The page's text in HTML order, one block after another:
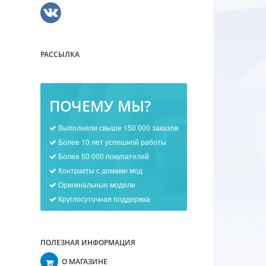
РАССЫЛКА
ПОЧЕМУ МЫ?
Выполнили свыше 150 000 заказов
Более 10 лет успешной работы
Более 50 000 покупателей
Контракты с домами мод
Оригинальные модели
Круглосуточная поддержка
ПОЛЕЗНАЯ ИНФОРМАЦИЯ
О МАГАЗИНЕ